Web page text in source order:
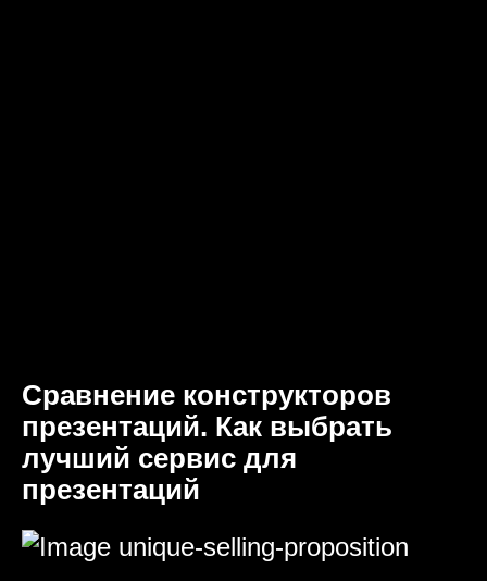
Сравнение конструкторов
презентаций. Как выбрать
лучший сервис для
презентаций